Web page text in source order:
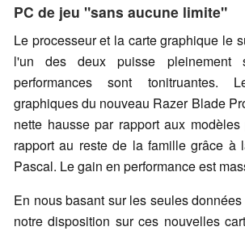
PC de jeu "sans aucune limite"
Le processeur et la carte graphique le
l'un des deux puisse pleinement
performances sont tonitruantes.
graphiques du nouveau Razer Blade
nette hausse par rapport aux
rapport au reste de la famille grâce à
Pascal. Le gain en performance est
En nous basant sur les seules
notre disposition sur ces nouvelles